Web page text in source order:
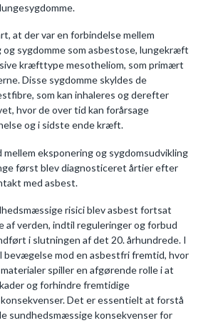
at der var en forbindelse mellem
sygdomme som asbestose, lungekræft
kræfttype mesotheliom, som primært
Disse sygdomme skyldes de
som kan inhaleres og derefter
hvor de over tid kan forårsage
og i sidste ende kræft.
eksponering og sygdomsudvikling
først blev diagnosticeret årtier efter
med asbest.
risici blev asbest fortsat
af verden, indtil reguleringer og forbud
i slutningen af det 20. århundrede. I
bevægelse mod en asbestfri fremtid, hvor
spiller en afgørende rolle i at
og forhindre fremtidige
Det er essentielt at forstå
sundhedsmæssige konsekvenser for